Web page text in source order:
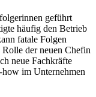
geführt
häufig den Betrieb
fatale Folgen
Rolle der neuen Chefin
neue Fachkräfte
im Unternehmen